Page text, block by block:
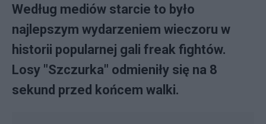
Według mediów starcie to było
najlepszym wydarzeniem wieczoru w
historii popularnej gali freak fightów.
Losy "Szczurka" odmieniły się na 8
sekund przed końcem walki.